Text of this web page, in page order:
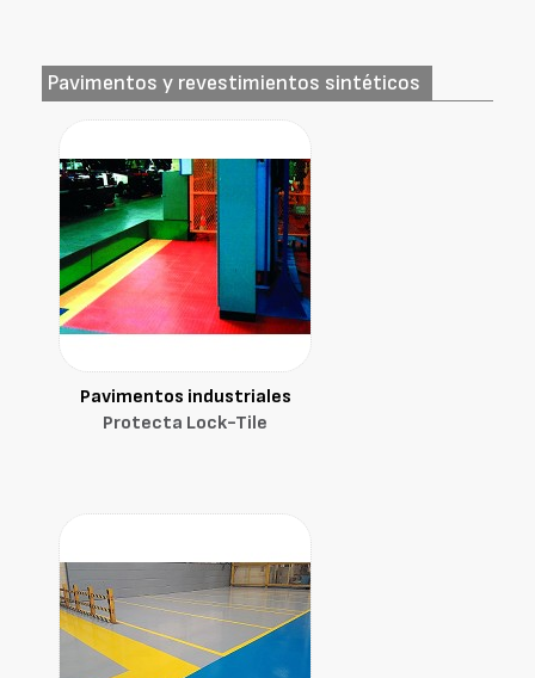
Pavimentos y revestimientos sintéticos
Pavimentos industriales
Protecta Lock-Tile